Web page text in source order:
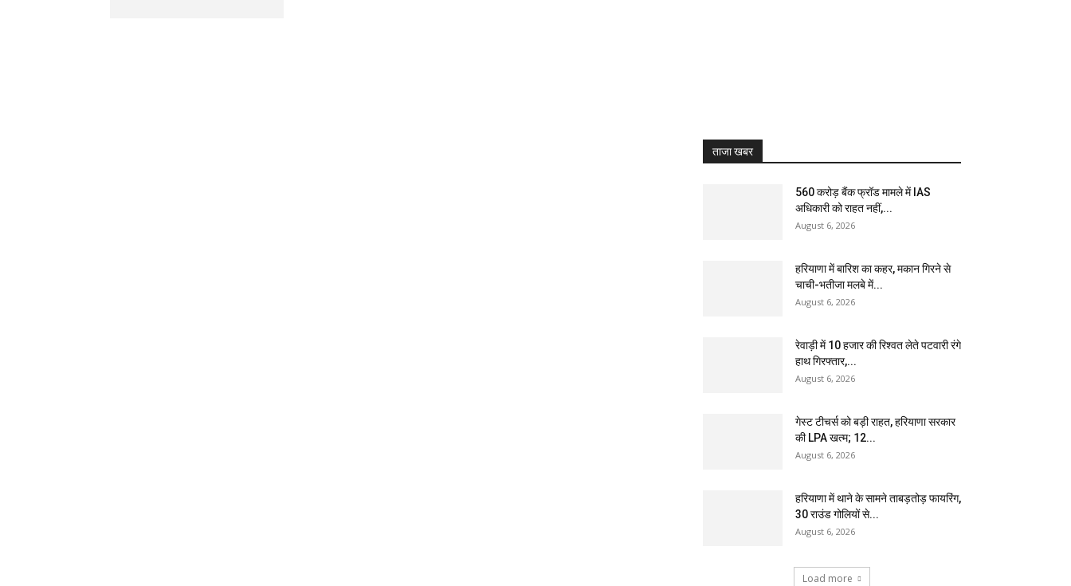
ताजा खबर
₹560 करोड़ बैंक फ्रॉड मामले में IAS
अधिकारी को राहत नहीं,...
August 6, 2026
हरियाणा में बारिश का कहर, मकान गिरने से
चाची-भतीजा मलबे में...
August 6, 2026
रेवाड़ी में 10 हजार की रिश्वत लेते पटवारी रंगे
हाथ गिरफ्तार,...
August 6, 2026
गेस्ट टीचर्स को बड़ी राहत, हरियाणा सरकार
की LPA खत्म; 12...
August 6, 2026
हरियाणा में थाने के सामने ताबड़तोड़ फायरिंग,
30 राउंड गोलियों से...
August 6, 2026
Load more